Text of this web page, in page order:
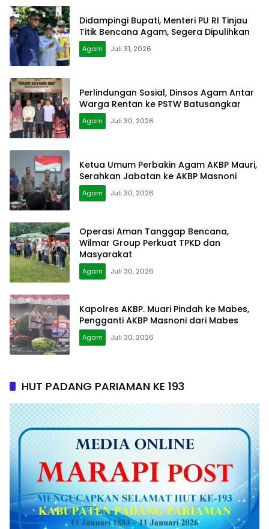
Didampingi Bupati, Menteri PU RI Tinjau
Titik Bencana Agam, Segera Dipulihkan
Agam Juli 31, 2026
Perlindungan Sosial, Dinsos Agam Antar
Warga Rentan ke PSTW Batusangkar
Agam Juli 30, 2026
Ketua Umum Perbakin Agam AKBP Mauri,
Serahkan Jabatan ke AKBP Masnoni
Agam Juli 30, 2026
Operasi Aman Tanggap Bencana,
Wilmar Group Perkuat TPKD dan
Masyarakat
Agam Juli 30, 2026
Kapolres AKBP. Muari Pindah ke Mabes,
Pengganti AKBP Masnoni dari Mabes
Agam Juli 30, 2026
HUT PADANG PARIAMAN KE 193